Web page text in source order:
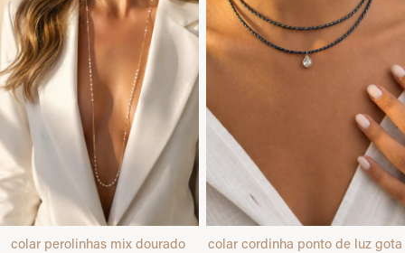
colar perolinhas mix dourado colar cordinha ponto de luz